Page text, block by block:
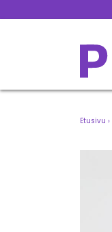
Etusivu ›